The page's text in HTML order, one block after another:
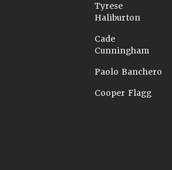
Tyrese
Haliburton
Cade
Cunningham
Paolo Banchero
Cooper Flagg